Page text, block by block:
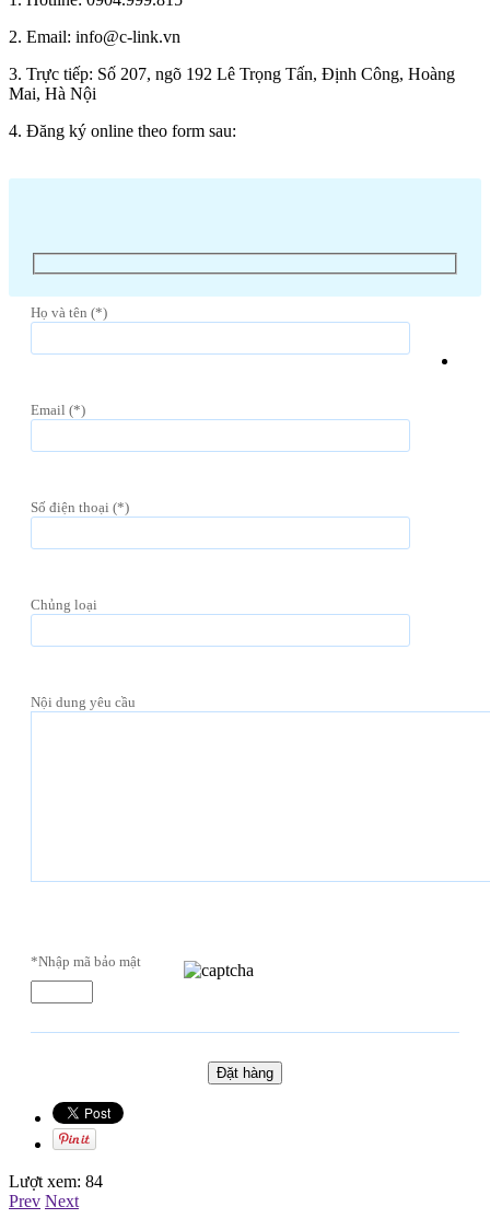
2. Email: info@c-link.vn
3. Trực tiếp: Số 207, ngõ 192 Lê Trọng Tấn, Định Công, Hoàng
Mai, Hà Nội
4. Đăng ký online theo form sau:
Họ và tên (*)
Email (*)
Số điện thoại (*)
Chủng loại
Nội dung yêu cầu
*Nhập mã bảo mật
Lượt xem: 84
Prev Next